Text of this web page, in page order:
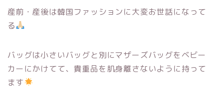
産前・産後は韓国ファッションに大変お世話になって
る
バッグは小さいバッグと別にマザーズバッグをベビー
カーにかけてて、貴重品を肌身離さないように持って
ます